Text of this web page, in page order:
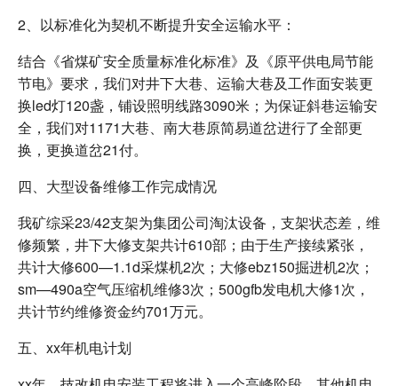
2、以标准化为契机不断提升安全运输水平：
结合《省煤矿安全质量标准化标准》及《原平供电局节能
节电》要求，我们对井下大巷、运输大巷及工作面安装更
换led灯120盏，铺设照明线路3090米；为保证斜巷运输安
全，我们对1171大巷、南大巷原简易道岔进行了全部更
换，更换道岔21付。
四、大型设备维修工作完成情况
我矿综采23/42支架为集团公司淘汰设备，支架状态差，维
修频繁，井下大修支架共计610部；由于生产接续紧张，
共计大修600—1.1d采煤机2次；大修ebz150掘进机2次；
sm—490a空气压缩机维修3次；500gfb发电机大修1次，
共计节约维修资金约701万元。
五、xx年机电计划